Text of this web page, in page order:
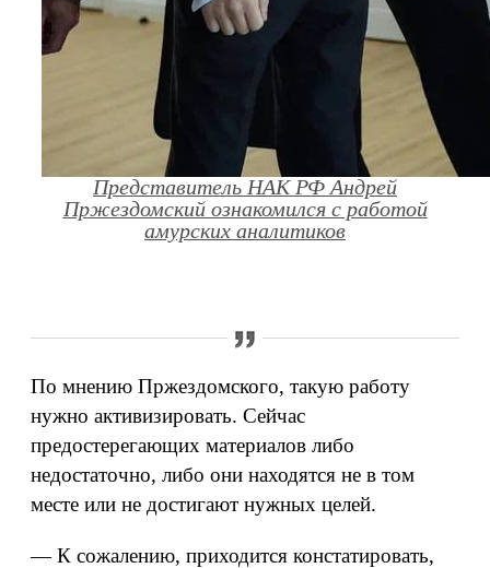
Представитель НАК РФ Андрей
Пржездомский ознакомился с работой
амурских аналитиков
По мнению Пржездомского, такую работу
нужно активизировать. Сейчас
предостерегающих материалов либо
недостаточно, либо они находятся не в том
месте или не достигают нужных целей.
— К сожалению, приходится констатировать,